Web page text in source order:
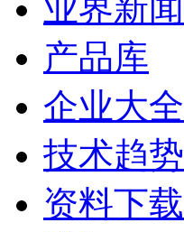
业界新闻
产品库
企业大全
技术趋势
资料下载